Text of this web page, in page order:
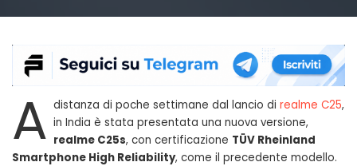
A distanza di poche settimane dal lancio di realme C25,
in India è stata presentata una nuova versione,
realme C25s, con certificazione TÜV Rheinland
Smartphone High Reliability, come il precedente modello.